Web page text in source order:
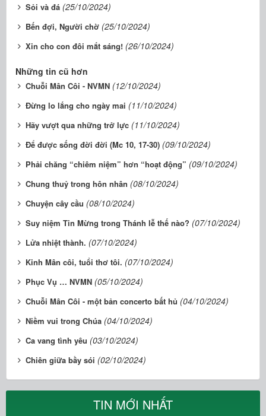
Sỏi và đá (25/10/2024)
Bến đợi, Người chờ (25/10/2024)
Xin cho con đôi mắt sáng! (26/10/2024)
Những tin cũ hơn
Chuỗi Mân Côi - NVMN (12/10/2024)
Đừng lo lắng cho ngày mai (11/10/2024)
Hãy vượt qua những trở lực (11/10/2024)
Để được sống đời đời (Mc 10, 17-30) (09/10/2024)
Phải chăng “chiêm niệm” hơn “hoạt động” (09/10/2024)
Chung thuỷ trong hôn nhân (08/10/2024)
Chuyện cây cầu (08/10/2024)
Suy niệm Tin Mừng trong Thánh lễ thế nào? (07/10/2024)
Lửa nhiệt thành. (07/10/2024)
Kinh Mân côi, tuổi thơ tôi. (07/10/2024)
Phục Vụ … NVMN (05/10/2024)
Chuỗi Mân Côi - một bản concerto bất hủ (04/10/2024)
Niềm vui trong Chúa (04/10/2024)
Ca vang tình yêu (03/10/2024)
Chiên giữa bầy sói (02/10/2024)
TIN MỚI NHẤT